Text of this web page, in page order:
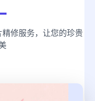
修服务，让您的珍贵